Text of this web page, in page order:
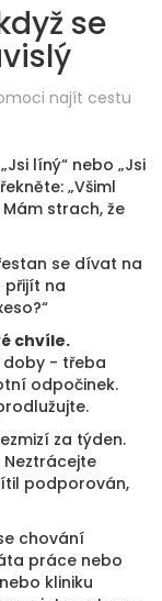
se
najít cestu
líný“ nebo „Jsi
„Všiml
strach, že
se dívat na
přijít na
chvíle.
doby - třeba
odpočinek.
za týden.
Neztrácejte
podporován,
chování
práce nebo
kliniku